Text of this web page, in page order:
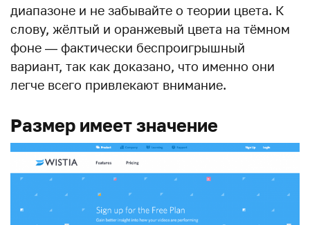
диапазоне и не забывайте о теории цвета. К
слову, жёлтый и оранжевый цвета на тёмном
фоне — фактически беспроигрышный
вариант, так как доказано, что именно они
легче всего привлекают внимание.
Размер имеет значение